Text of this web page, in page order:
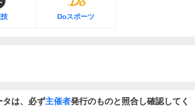
Doスポーツ
タは、必ず主催者発行のものと照合し確認してく